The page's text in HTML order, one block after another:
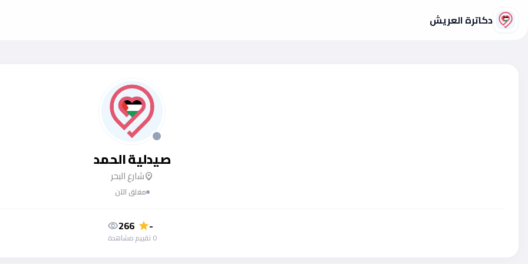
دكاترة العريش
صيدلية الحمد
location_onشارع البحر
مغلق الآن
-
star
0 تقييم
266
visibility
مشاهدة